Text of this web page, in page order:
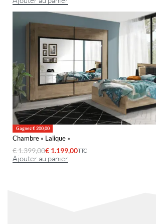
Gagnez € 200,00
Chambre « Lalique »
€1.399,00€ 1.199,00TTC
Ajouter au panier